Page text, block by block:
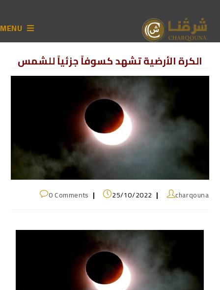
MENU
الكرة الأرضية تشهد كسوفاً جزئياً للشمس
charqouna
25/10/2022
0 Comments